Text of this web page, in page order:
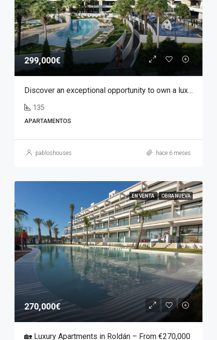
299,000€
Discover an exceptional opportunity to own a luxury apartment in Font del Llop, one of the most prestigious residential golf resorts in the Costa Blanca region.
135
APARTAMENTOS
pabloshouses hace 6 meses
EN VENTA OBRA NUEVA
270,000€
🏡 Luxury Apartments in Roldán – From €270,000